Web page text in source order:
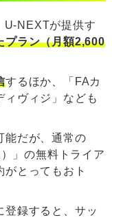
U-NEXTが提供す
プラン（月額2,600
するほか、「FAカ
ィヴィジ」なども
能だが、通常の
」の無料トライア
がとってもおト
登録すると、サッ